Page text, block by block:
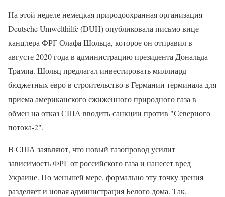
На этой неделе немецкая природоохранная организация
Deutsche Umwelthilfe (DUH) опубликовала письмо вице-
канцлера ФРГ Олафа Шольца, которое он отправил в
августе 2020 года в администрацию президента Дональда
Трампа. Шольц предлагал инвестировать миллиард
бюджетных евро в строительство в Германии терминала для
приема американского сжиженного природного газа в
обмен на отказ США вводить санкции против "Северного
потока-2".
В США заявляют, что новый газопровод усилит
зависимость ФРГ от российского газа и нанесет вред
Украине. По меньшей мере, формально эту точку зрения
разделяет и новая администрация Белого дома. Так,